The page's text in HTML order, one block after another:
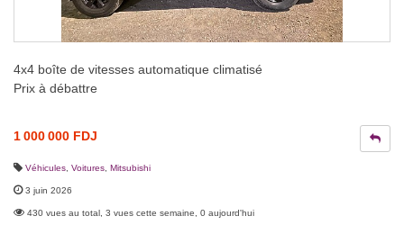
4x4 boîte de vitesses automatique climatisé
Prix à débattre
1 000 000 FDJ
Véhicules Voitures Mitsubishi
3 juin 2026
430 vues au total, 3 vues cette semaine, 0 aujourd'hui